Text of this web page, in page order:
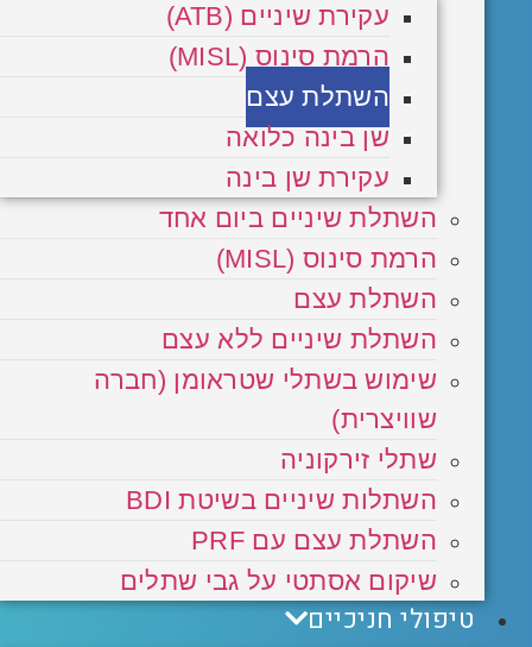
עקירת שיניים (ATB)
הרמת סינוס (MISL)
השתלת עצם
שן בינה כלואה
עקירת שן בינה
השתלת שיניים ביום אחד
הרמת סינוס (MISL)
השתלת עצם
השתלת שיניים ללא עצם
שימוש בשתלי שטראומן (חברה
שוויצרית)
שתלי זירקוניה
השתלות שיניים בשיטת BDI
השתלת עצם עם PRF
שיקום אסתטי על גבי שתלים
טיפולי חניכיים